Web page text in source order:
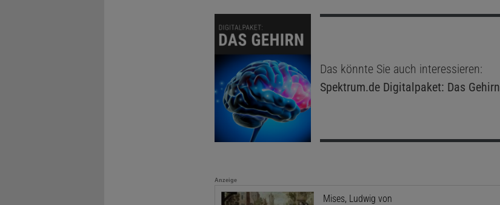
Das könnte Sie auch interessieren:
Spektrum.deDigitalpaket: Das Gehirn
Anzeige
Mises, Ludwig von